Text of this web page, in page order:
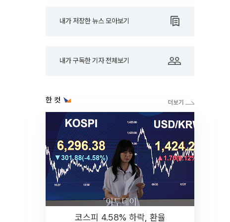
내가 저장한 뉴스 모아보기
내가 구독한 기자 전체보기
한 컷
코스피 4.58% 하락, 환율